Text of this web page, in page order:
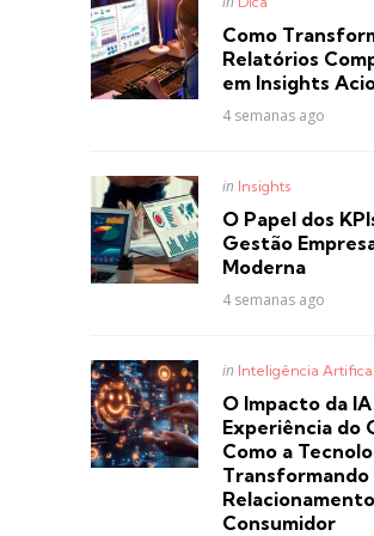
Como
Relatórios
em Insights
4 semanas ago
Posted
in Insights
O Papel dos
Gestão
Moderna
4 semanas ago
Posted
in Inteligência Artifical
O Impacto da
Experiência do
Como a
Transformando
Consumidor